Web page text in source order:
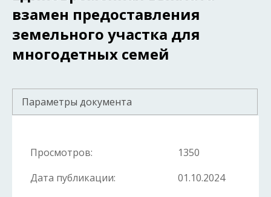
взамен предоставления
земельного участка для
многодетных семей
Параметры документа
Просмотров:
1350
Дата публикации:
01.10.2024